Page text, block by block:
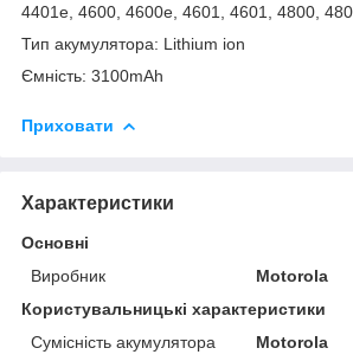
4401e, 4600, 4600e, 4601, 4601, 4800,
Тип акумулятора: Lithium ion
Ємність: 3100mAh
Приховати
Характеристики
Основні
Виробник
Motorola
Користувальницькі характеристики
Сумісність акумулятора
Motorola